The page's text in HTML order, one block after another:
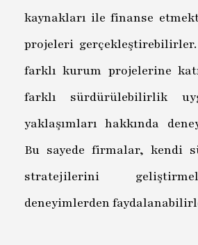
kaynakları ile finanse
projeleri gerçekleştirebilirler.
farklı kurum projelerine
farklı sürdürülebilirlik
yaklaşımları hakkında
Bu sayede firmalar, kendi
stratejilerini
deneyimlerden